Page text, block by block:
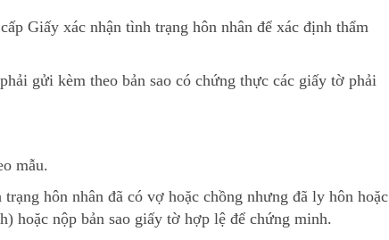
Giấy xác nhận tình trạng hôn nhân để xác định thẩm
gửi kèm theo bản sao có chứng thực các giấy tờ phải
mẫu.
hôn nhân đã có vợ hoặc chồng nhưng đã ly hôn hoặc
hoặc nộp bản sao giấy tờ hợp lệ để chứng minh.